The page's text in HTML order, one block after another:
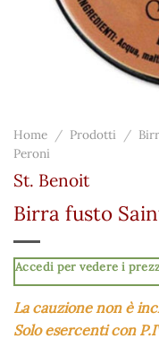
Home / Prodotti /
Peroni
St. Benoit
Birra fusto
Accedi per vedere i
La cauzione non è
Solo esercenti con